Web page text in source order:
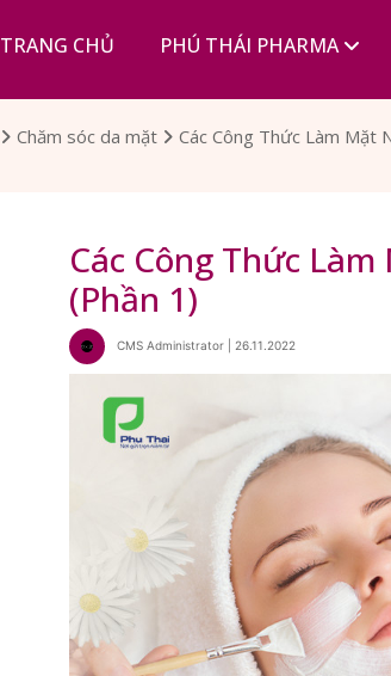
TRANG CHỦ PHÚ THÁI PHARMA
Chăm sóc da mặt Các Công Thức Làm Mặt
Các Công Thức
(Phần 1)
CMS Administrator | 26.11.2022